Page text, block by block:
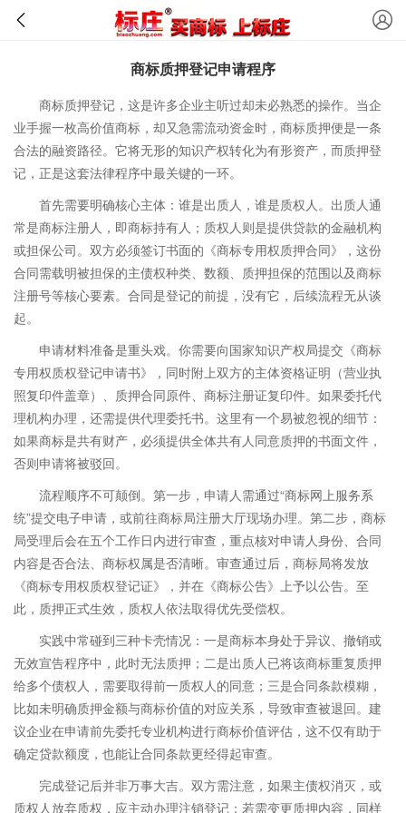
商标质押登记申请程序
商标质押登记，这是许多企业主听过却未必熟悉的操作。当企
业手握一枚高价值商标，却又急需流动资金时，商标质押便是一条
合法的融资路径。它将无形的知识产权转化为有形资产，而质押登
记，正是这套法律程序中最关键的一环。
首先需要明确核心主体：谁是出质人，谁是质权人。出质人通
常是商标注册人，即商标持有人；质权人则是提供贷款的金融机构
或担保公司。双方必须签订书面的《商标专用权质押合同》，这份
合同需载明被担保的主债权种类、数额、质押担保的范围以及商标
注册号等核心要素。合同是登记的前提，没有它，后续流程无从谈
起。
申请材料准备是重头戏。你需要向国家知识产权局提交《商标
专用权质权登记申请书》，同时附上双方的主体资格证明（营业执
照复印件盖章）、质押合同原件、商标注册证复印件。如果委托代
理机构办理，还需提供代理委托书。这里有一个易被忽视的细节：
如果商标是共有财产，必须提供全体共有人同意质押的书面文件，
否则申请将被驳回。
流程顺序不可颠倒。第一步，申请人需通过“商标网上服务系
统”提交电子申请，或前往商标局注册大厅现场办理。第二步，商标
局受理后会在五个工作日内进行审查，重点核对申请人身份、合同
内容是否合法、商标权属是否清晰。审查通过后，商标局将发放
《商标专用权质权登记证》，并在《商标公告》上予以公告。至
此，质押正式生效，质权人依法取得优先受偿权。
实践中常碰到三种卡壳情况：一是商标本身处于异议、撤销或
无效宣告程序中，此时无法质押；二是出质人已将该商标重复质押
给多个债权人，需要取得前一质权人的同意；三是合同条款模糊，
比如未明确质押金额与商标价值的对应关系，导致审查被退回。建
议企业在申请前先委托专业机构进行商标价值评估，这不仅有助于
确定贷款额度，也能让合同条款更经得起审查。
完成登记后并非万事大吉。双方需注意，如果主债权消灭，或
质权人放弃质权，应主动办理注销登记；若需变更质押内容，同样